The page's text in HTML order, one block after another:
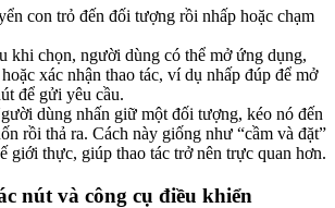
con trỏ đến đối tượng rồi nhấp hoặc chạm
khi chọn, người dùng có thể mở ứng dụng,
xác nhận thao tác, ví dụ nhấp đúp để mở
để gửi yêu cầu.
dùng nhấn giữ một đối tượng, kéo nó đến
rồi thả ra. Cách này giống như “cầm và đặt”
giới thực, giúp thao tác trở nên trực quan hơn.
nút và công cụ điều khiển